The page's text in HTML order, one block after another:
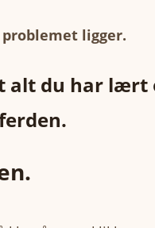
ligger.
alt du har lært